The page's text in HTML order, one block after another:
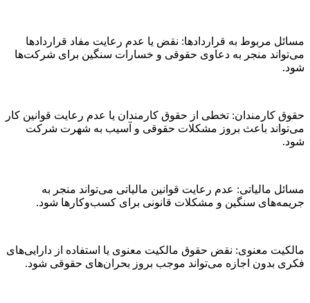
مسائل مربوط به قراردادها: نقض یا عدم رعایت مفاد قراردادها
می‌تواند منجر به دعاوی حقوقی و خسارات سنگین برای شرکت‌ها
شود.
حقوق کارمندان: تخطی از حقوق کارمندان یا عدم رعایت قوانین کار
می‌تواند باعث بروز مشکلات حقوقی و آسیب به شهرت شرکت
شود.
مسائل مالیاتی: عدم رعایت قوانین مالیاتی می‌تواند منجر به
جریمه‌های سنگین و مشکلات قانونی برای کسب‌وکارها شود.
مالکیت معنوی: نقض حقوق مالکیت معنوی یا استفاده از دارایی‌های
فکری بدون اجازه می‌تواند موجب بروز بحران‌های حقوقی شود.